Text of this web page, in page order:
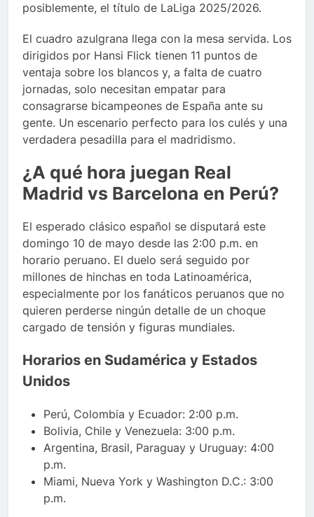
posiblemente, el título de LaLiga 2025/2026.
El cuadro azulgrana llega con la mesa servida. Los
dirigidos por Hansi Flick tienen 11 puntos de
ventaja sobre los blancos y, a falta de cuatro
jornadas, solo necesitan empatar para
consagrarse bicampeones de España ante su
gente. Un escenario perfecto para los culés y una
verdadera pesadilla para el madridismo.
¿A qué hora juegan Real
Madrid vs Barcelona en Perú?
El esperado clásico español se disputará este
domingo 10 de mayo desde las 2:00 p.m. en
horario peruano. El duelo será seguido por
millones de hinchas en toda Latinoamérica,
especialmente por los fanáticos peruanos que no
quieren perderse ningún detalle de un choque
cargado de tensión y figuras mundiales.
Horarios en Sudamérica y Estados
Unidos
Perú, Colombia y Ecuador: 2:00 p.m.
Bolivia, Chile y Venezuela: 3:00 p.m.
Argentina, Brasil, Paraguay y Uruguay: 4:00
p.m.
Miami, Nueva York y Washington D.C.: 3:00
p.m.